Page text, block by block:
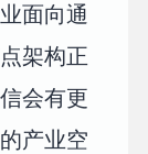
面向通
架构正
会有更
产业空